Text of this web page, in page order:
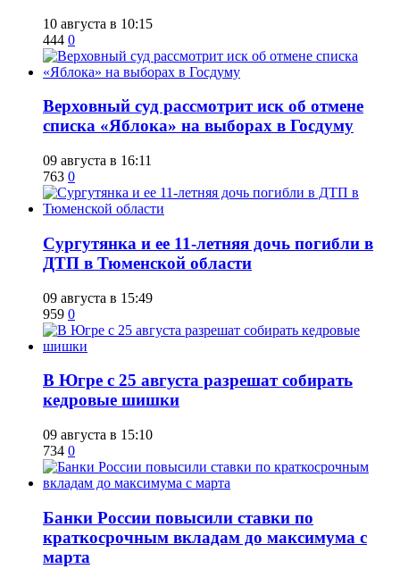
10 августа в 10:15
444 0
​Верховный суд рассмотрит иск об отмене
списка «Яблока» на выборах в Госдуму
09 августа в 16:11
763 0
Сургутянка и ее 11-летняя дочь погибли в
ДТП в Тюменской области
09 августа в 15:49
959 0
​В Югре с 25 августа разрешат собирать
кедровые шишки
09 августа в 15:10
734 0
​Банки России повысили ставки по
краткосрочным вкладам до максимума с
марта